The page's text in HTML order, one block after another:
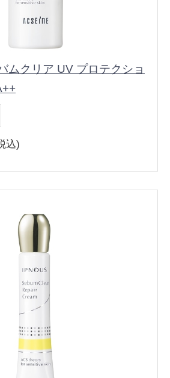
ムクリア UV プロテクショ
込)